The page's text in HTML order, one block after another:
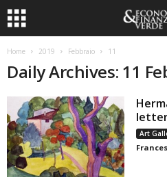
Home 2019 Febbraio 11
Daily Archives: 11
Art